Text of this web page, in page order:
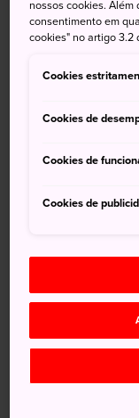
tartarugas
no Museu Hiwasa
Não perca
metro de
Vídeos em
A
nossos cookies.
consentimento em
cookies" no artigo 3.2
Cookies
Cookies de
Cookies de
Cookies de